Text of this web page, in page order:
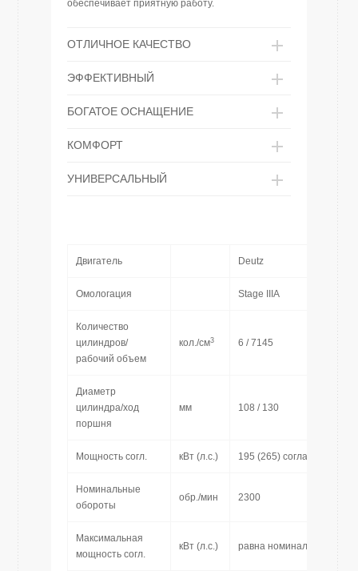
обеспечивает приятную работу.
ОТЛИЧНОЕ КАЧЕСТВО
ЭФФЕКТИВНЫЙ
БОГАТОЕ ОСНАЩЕНИЕ
КОМФОРТ
УНИВЕРСАЛЬНЫЙ
Двигатель Deutz
Омологация Stage IIIA
Количество
цилиндров/
рабочий объем
кол./см3 6 / 7145
Диаметр
цилиндра/ход
поршня
мм 108 / 130
Мощность согл. кВт (л.с.) 195 (265) согласно 2000/
Номинальные
обороты
обр./мин 2300
Максимальная
мощность согл.
кВт (л.с.) равна номинальной